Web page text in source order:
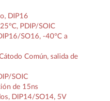
DIP16
PDIP/SOIC
SO16, -40°C a
Común, salida de
SOIC
de 15ns
DIP14/SO14, 5V